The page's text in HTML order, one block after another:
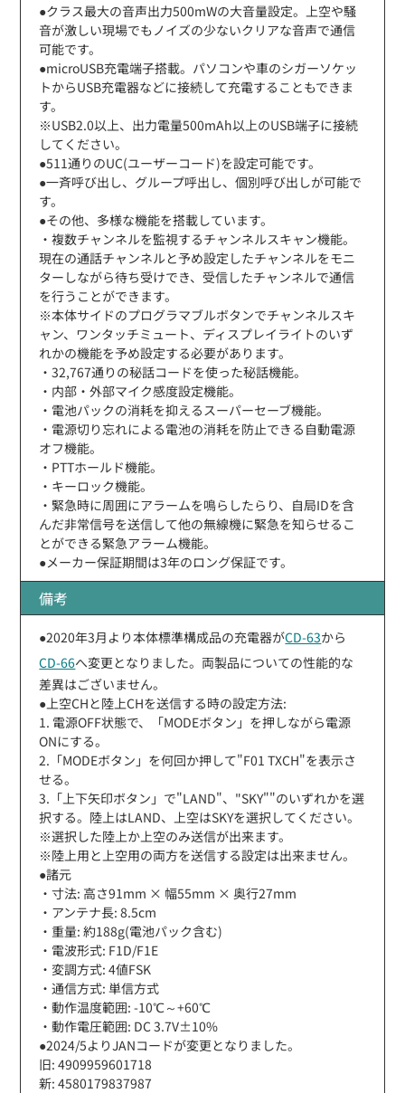
●クラス最大の音声出力500mWの大音量設定。上空や騒
音が激しい現場でもノイズの少ないクリアな音声で通信
可能です。
●microUSB充電端子搭載。パソコンや車のシガーソケッ
トからUSB充電器などに接続して充電することもできま
す。
※USB2.0以上、出力電量500mAh以上のUSB端子に接続
してください。
●511通りのUC(ユーザーコード)を設定可能です。
●一斉呼び出し、グループ呼出し、個別呼び出しが可能で
す。
●その他、多様な機能を搭載しています。
・複数チャンネルを監視するチャンネルスキャン機能。
現在の通話チャンネルと予め設定したチャンネルをモニ
ターしながら待ち受けでき、受信したチャンネルで通信
を行うことができます。
※本体サイドのプログラマブルボタンでチャンネルスキ
ャン、ワンタッチミュート、ディスプレイライトのいず
れかの機能を予め設定する必要があります。
・32,767通りの秘話コードを使った秘話機能。
・内部・外部マイク感度設定機能。
・電池パックの消耗を抑えるスーパーセーブ機能。
・電源切り忘れによる電池の消耗を防止できる自動電源
オフ機能。
・PTTホールド機能。
・キーロック機能。
・緊急時に周囲にアラームを鳴らしたらり、自局IDを含
んだ非常信号を送信して他の無線機に緊急を知らせるこ
とができる緊急アラーム機能。
●メーカー保証期間は3年のロング保証です。
備考
●2020年3月より本体標準構成品の充電器がCD-63から
CD-66へ変更となりました。両製品についての性能的な
差異はございません。
●上空CHと陸上CHを送信する時の設定方法:
1. 電源OFF状態で、「MODEボタン」を押しながら電源
ONにする。
2.「MODEボタン」を何回か押して"F01 TXCH"を表示さ
せる。
3.「上下矢印ボタン」で"LAND"、"SKY""のいずれかを選
択する。陸上はLAND、上空はSKYを選択してください。
※選択した陸上か上空のみ送信が出来ます。
※陸上用と上空用の両方を送信する設定は出来ません。
●諸元
・寸法: 高さ91mm × 幅55mm × 奥行27mm
・アンテナ長: 8.5cm
・重量: 約188g(電池パック含む)
・電波形式: F1D/F1E
・変調方式: 4値FSK
・通信方式: 単信方式
・動作温度範囲: -10℃～+60℃
・動作電圧範囲: DC 3.7V±10%
●2024/5よりJANコードが変更となりました。
旧: 4909959601718
新: 4580179837987